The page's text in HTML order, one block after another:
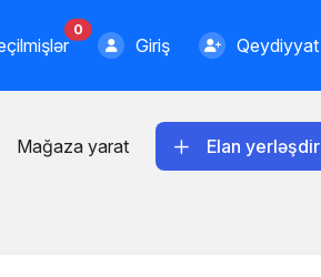
0
Giriş Qeydiyyat
Mağaza yarat Elan yerləşdir